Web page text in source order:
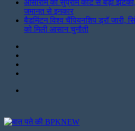
आसाराम को सुप्रीम कोर्ट से बड़ा
जमानत से इनकार
बैडमिंटन विश्व चैंपियनशिप ड्रॉ जारी,
को मिली आसान चुनौती